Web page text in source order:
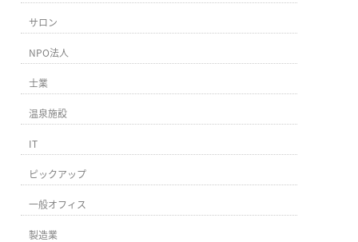
サロン
NPO法人
士業
温泉施設
IT
ピックアップ
一般オフィス
製造業